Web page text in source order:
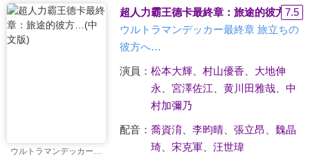
ウルトラマンデッカー最終章 旅立ちの彼方へ…
超人力霸王德卡最終章：旅途的彼方…(
7.5
ウルトラマンデッカー最終章 旅立ちの
彼方へ…
演員： 松本大輝、 村山優香
大地伸
永
宮澤佐江 黄川田雅哉、 中
村加彌乃
配音： 喬資淯、 李昀晴、 張立昂
魏晶
琦、 宋克軍、 汪世瑋